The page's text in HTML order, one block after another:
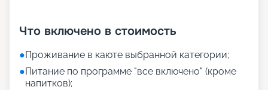
Что включено в стоимость
●Проживание в каюте выбранной категории;
●Питание по программе "все включено" (кроме
напитков);